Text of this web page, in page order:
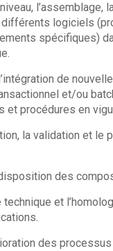
l’assemblage,
différents logiciels
spécifiques)
de
et/ou
et procédures en
la validation et le
des
et
des